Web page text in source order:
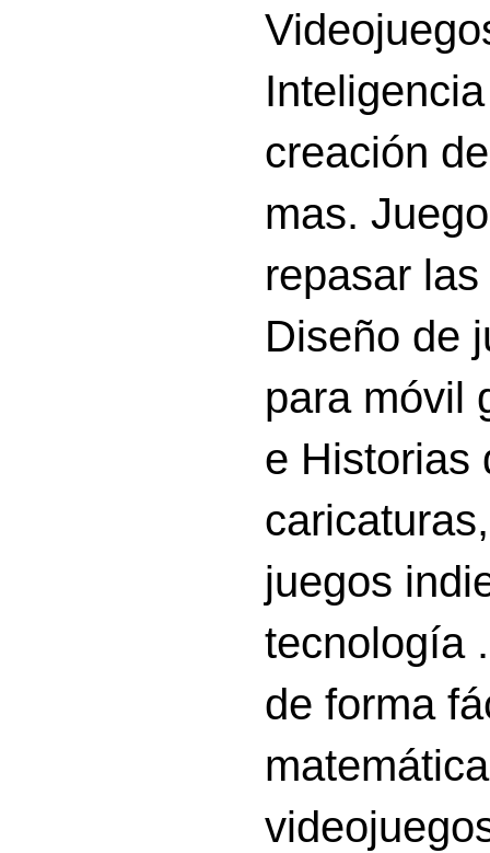
creación
mas.
repasar
Diseño de
para móvil
e Historias
juegos
tecnología
de forma